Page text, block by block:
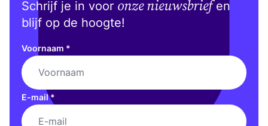
Schrijf je in voor onze nieuwsbriefen
blijf op de hoogte!
Voornaam *
E-mail*